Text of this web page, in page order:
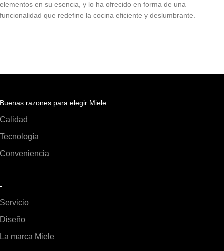
elementos en su esencia, y lo ha ofrecido en forma de una
funcionalidad que redefine la cocina eficiente y deslumbrante.
Buenas razones para elegir Miele
Calidad
Tecnología
Conveniencia
-
Servicio
Diseño
La marca Miele